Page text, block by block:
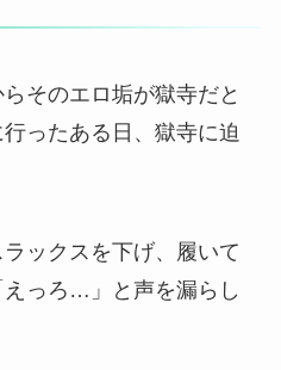
そのエロ垢が獄寺だと
ったある日、獄寺に迫
ックスを下げ、履いて
っろ…」と声を漏らし